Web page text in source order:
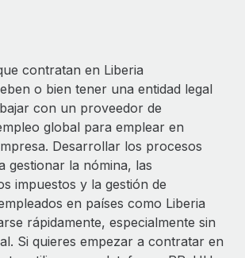
contratan en Liberia
o bien tener una entidad legal
con un proveedor de
global para emplear en
Desarrollar los procesos
gestionar la nómina, las
impuestos y la gestión de
en países como Liberia
rápidamente, especialmente sin
Si quieres empezar a contratar en